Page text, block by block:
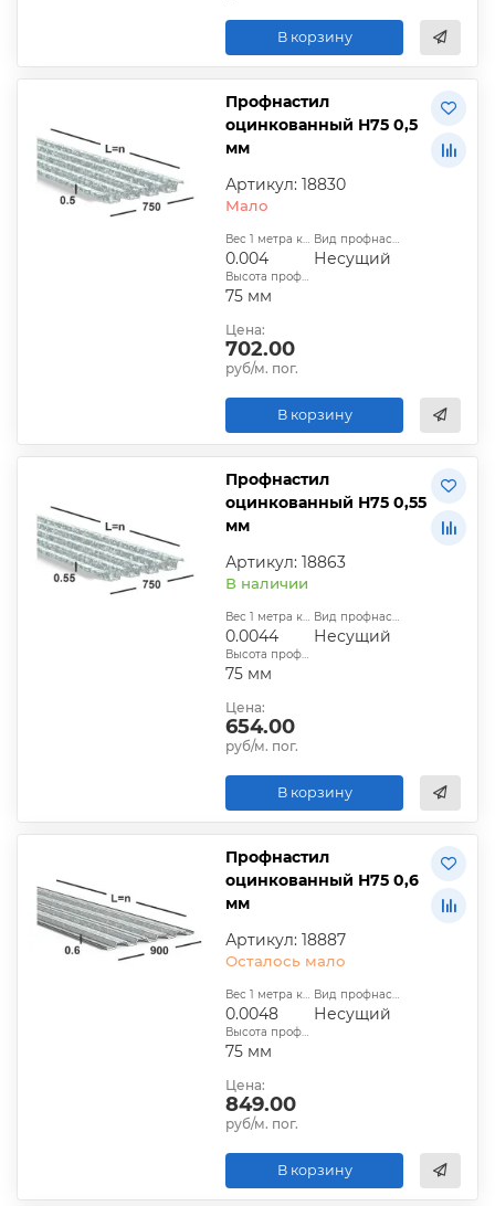
В корзину
Профнастил
оцинкованный Н75 0,5
мм
Артикул: 18830
Мало
Вес 1 метра квадратного, т:
0.004
Вид профнастила:
Несущий
Высота профиля:
75 мм
Цена:
702.00
руб/м. пог.
В корзину
Профнастил
оцинкованный Н75 0,55
мм
Артикул: 18863
В наличии
Вес 1 метра квадратного, т:
0.0044
Вид профнастила:
Несущий
Высота профиля:
75 мм
Цена:
654.00
руб/м. пог.
В корзину
Профнастил
оцинкованный Н75 0,6
мм
Артикул: 18887
Осталось мало
Вес 1 метра квадратного, т:
0.0048
Вид профнастила:
Несущий
Высота профиля:
75 мм
Цена:
849.00
руб/м. пог.
В корзину